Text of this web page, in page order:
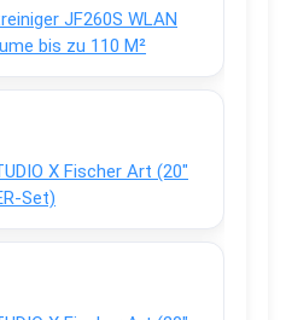
JF260S WLAN
bis zu 110 M²
X Fischer Art (20″
Set)